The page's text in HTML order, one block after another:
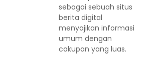
sebagai sebuah situs
berita digital
menyajikan informasi
umum dengan
cakupan yang luas.